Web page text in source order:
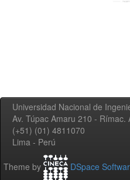
Universidad Nacional de
Av. Túpac Amaru 210 - Rímac.
(+51) (01) 4811070
Lima - Perú
Theme by DSpace